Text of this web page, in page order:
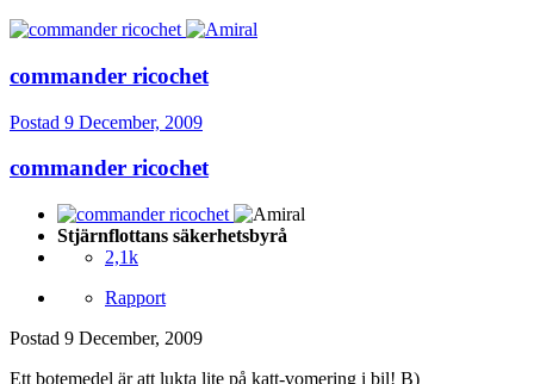
commander ricochet
Postad 9 December, 2009
commander ricochet
Stjärnflottans säkerhetsbyrå
2,1k
Rapport
Postad 9 December, 2009
Ett botemedel är att lukta lite på katt-vomering i bil! B)